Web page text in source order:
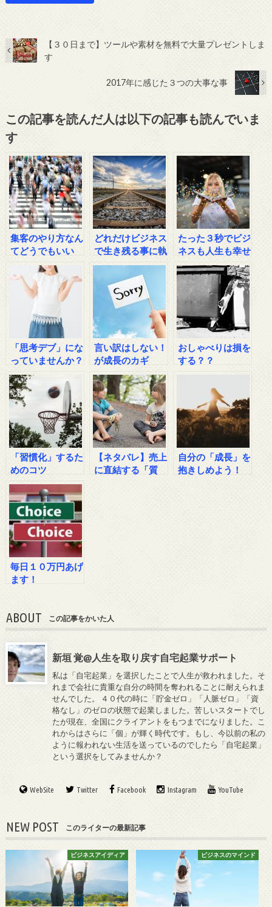
【３０日まで】ツールや素材を無料で大量プレゼントしま
す
2017年に感じた３つの大事な事
この記事を読んだ人は以下の記事も読んでいま
す
集客のやり方なん
てどうでもいい
どれだけビジネス
で生き残る事に執
着できるか？
たった３秒でビジ
ネスも人生も幸せ
になれる方法
「思考デブ」にな
っていませんか？
言い訳はしない！
が成長のカギ
おしゃべりは損を
する？？
「習慣化」するた
めのコツ
【ネタバレ】売上
に直結する「質
自分の「成長」を
抱きしめよう！
毎日１０万円あげ
ます！
ABOUT この記事をかいた人
新垣 覚@人生を取り戻す自宅起業サポート
私は「自宅起業」を選択したことで人生が救われました。そ
れまで会社に貴重な自分の時間を奪われることに耐えられま
せんでした。 ４０代の時に「貯金ゼロ」「人脈ゼロ」「資
格なし」のゼロの状態で起業しました。苦しいスタートでし
たが現在、全国にクライアントをもつまでになりました。こ
れからはさらに「個」が輝く時代です。もし、今以前の私の
ように報われない生活を送っているのでしたら「自宅起業」
という選択をしてみませんか？
WebSite Twitter Facebook Instagram YouTube
NEW POST このライターの最新記事
ビジネスアイディア ビジネスのマインド